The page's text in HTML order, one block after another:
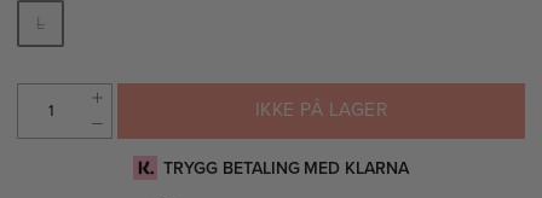
L
IKKE PÅ LAGER
TRYGG BETALING MED KLARNA